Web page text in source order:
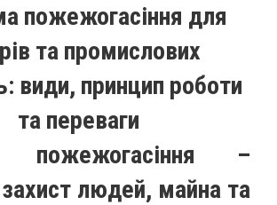
пожежогасіння для
та промислових
види, принцип роботи
та переваги
пожежогасіння –
захист людей, майна та